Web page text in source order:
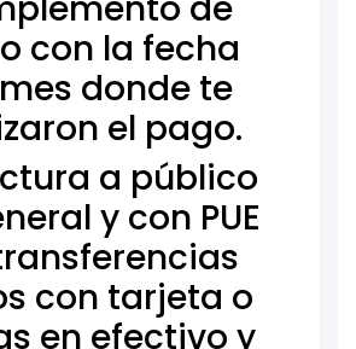
con la fecha
donde te
el pago.
a público
y con PUE
con tarjeta o
en efectivo y